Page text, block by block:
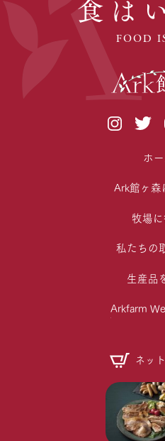
食は
FOOD
ホ
Ark館ヶ森
牧場に
私たちの
生産品
Arkfarm
ネッ